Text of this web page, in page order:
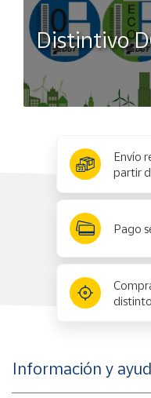
Distintivo
Envío
partir
Pago
Información y